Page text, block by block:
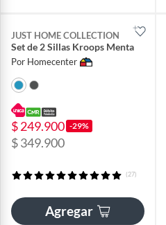
JUST HOME COLLECTION
Set de 2 Sillas Kroops Menta
Por Homecenter
$ 249.900 -29%
$ 349.900
(27)
Agregar